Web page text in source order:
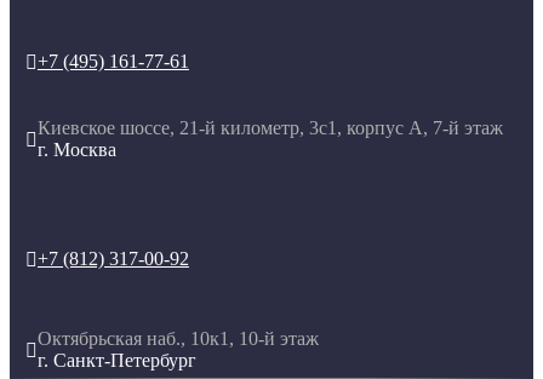
+7 (495) 161-77-61

Киевское шоссе, 21-й километр, 3с1, корпус А, 7-й этаж
г. Москва
+7 (812) 317-00-92

Октябрьская наб., 10к1, 10-й этаж
г. Санкт-Петербург